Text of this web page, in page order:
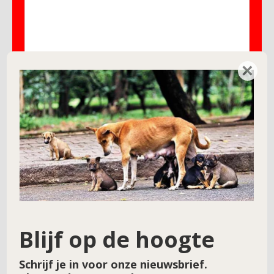
Naam*
E-mail*
Site
×
Blijf op de hoogte
Schrijf je in voor onze nieuwsbrief.